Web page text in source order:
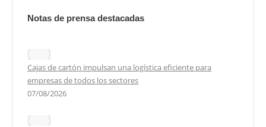
Notas de prensa destacadas
Cajas de cartón impulsan una logística eficiente para
empresas de todos los sectores
07/08/2026